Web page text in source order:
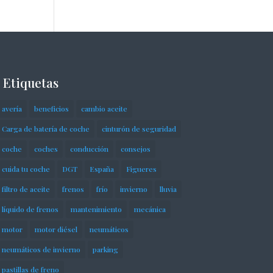
Etiquetas
avería beneficios cambio aceite
Carga de batería de coche cinturón de seguridad
coche coches conducción consejos
cuida tu coche DGT España Figueres
filtro de aceite frenos frío invierno lluvia
líquido de frenos mantenimiento mecánica
motor motor diésel neumáticos
neumáticos de invierno parking
pastillas de freno